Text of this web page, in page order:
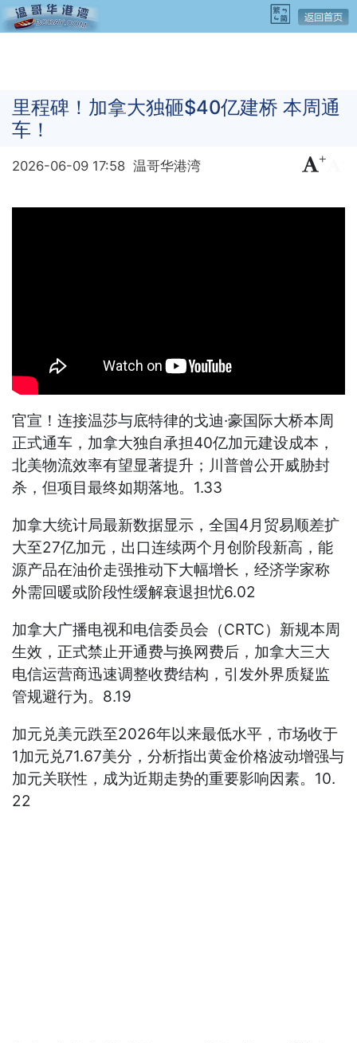
里程碑！加拿大独砸$40亿建桥 本周通
车！
2026-06-09 17:58 温哥华港湾 +
官宣！连接温莎与底特律的戈迪·豪国际大桥本周
正式通车，加拿大独自承担40亿加元建设成本，
北美物流效率有望显著提升；川普曾公开威胁封
杀，但项目最终如期落地。1.33
加拿大统计局最新数据显示，全国4月贸易顺差扩
大至27亿加元，出口连续两个月创阶段新高，能
源产品在油价走强推动下大幅增长，经济学家称
外需回暖或阶段性缓解衰退担忧6.02
加拿大广播电视和电信委员会（CRTC）新规本周
生效，正式禁止开通费与换网费后，加拿大三大
电信运营商迅速调整收费结构，引发外界质疑监
管规避行为。8.19
加元兑美元跌至2026年以来最低水平，市场收于
1加元兑71.67美分，分析指出黄金价格波动增强与
加元关联性，成为近期走势的重要影响因素。10.
22